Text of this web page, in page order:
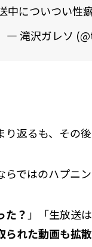
中についつい性
— 滝沢ガレソ
返るも、その
ではのハプニ
た？ 」「生放送
られた動画も拡散